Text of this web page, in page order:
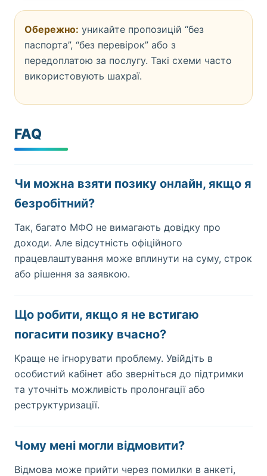
Обережно: уникайте пропозицій “без
паспорта”, “без перевірок” або з
передоплатою за послугу. Такі схеми часто
використовують шахраї.
FAQ
Чи можна взяти позику онлайн, якщо я
безробітний?
Так, багато МФО не вимагають довідку про
доходи. Але відсутність офіційного
працевлаштування може вплинути на суму, строк
або рішення за заявкою.
Що робити, якщо я не встигаю
погасити позику вчасно?
Краще не ігнорувати проблему. Увійдіть в
особистий кабінет або зверніться до підтримки
та уточніть можливість пролонгації або
реструктуризації.
Чому мені могли відмовити?
Відмова може прийти через помилки в анкеті,